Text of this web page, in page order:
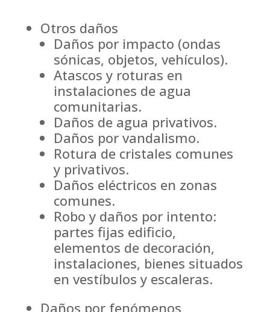
Otros daños
Daños por impacto (ondas
sónicas, objetos, vehículos).
Atascos y roturas en
instalaciones de agua
comunitarias.
Daños de agua privativos.
Daños por vandalismo.
Rotura de cristales comunes
y privativos.
Daños eléctricos en zonas
comunes.
Robo y daños por intento:
partes fijas edificio,
elementos de decoración,
instalaciones, bienes situados
en vestíbulos y escaleras.
Daños por fenómenos